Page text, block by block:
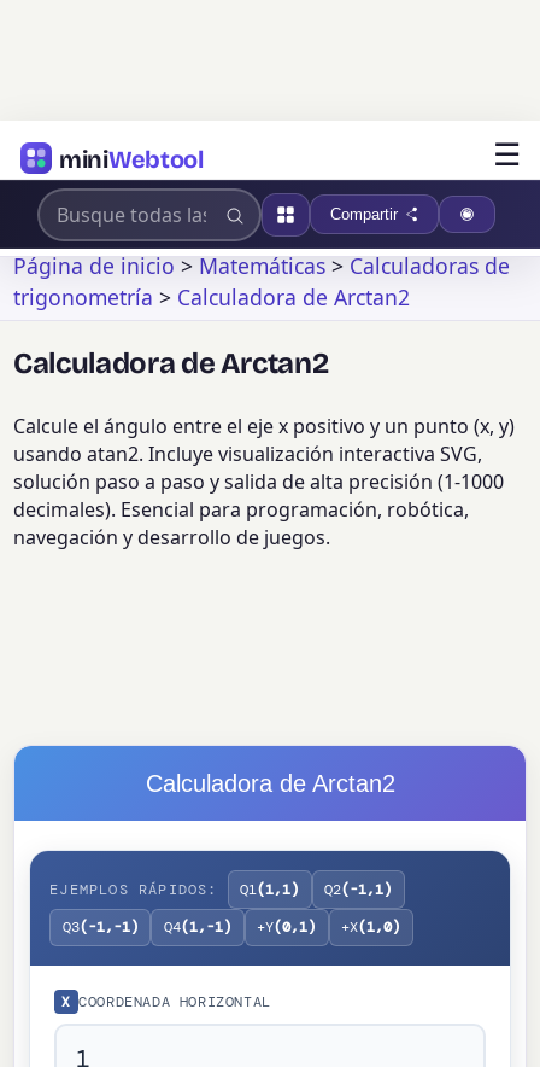
miniWebtool ☰
Compartir
Página de inicio>Matemáticas>Calculadoras de
trigonometría > Calculadora de Arctan2
Calculadora de Arctan2
Calcule el ángulo entre el eje x positivo y un punto (x, y)
usando atan2. Incluye visualización interactiva SVG,
solución paso a paso y salida de alta precisión (1-1000
decimales). Esencial para programación, robótica,
navegación y desarrollo de juegos.
Calculadora de Arctan2
EJEMPLOS RÁPIDOS: Q1(1,1) Q2(-1,1)
Q3(-1,-1) Q4(1,-1) +Y(0,1) +X(1,0)
X COORDENADA HORIZONTAL